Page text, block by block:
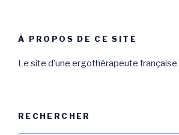
À PROPOS DE CE SITE
Le site d’une ergothérapeute
RECHERCHER